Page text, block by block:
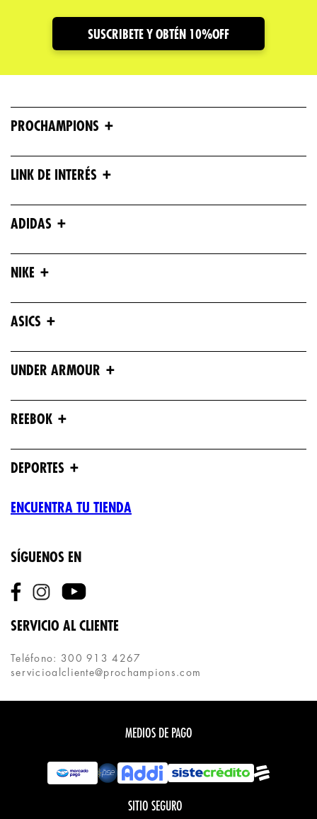
SUSCRIBETE Y OBTÉN 10%OFF
PROCHAMPIONS +
LINK DE INTERÉS +
ADIDAS +
NIKE +
ASICS +
UNDER ARMOUR +
REEBOK +
DEPORTES +
ENCUENTRA TU TIENDA
SÍGUENOS EN
SERVICIO AL CLIENTE
Teléfono: 300 913 4267
servicioalcliente@prochampions.com
MEDIOS DE PAGO
SITIO SEGURO